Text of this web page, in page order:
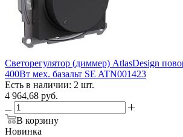
Светорегулятор (диммер) AtlasDesign
400Вт мех. базальт SE ATN001423
Есть в наличии: 2 шт.
4 964,68 руб.
В корзину
Новинка